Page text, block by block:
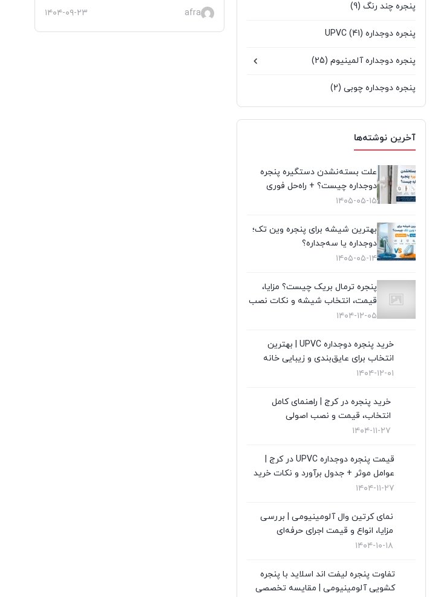
پنجره چند رنگ (9)
پنجره دوجداره UPVC (41)
پنجره دوجداره آلمینیوم (25)
پنجره دوجداره چوبی (2)
پنجره کشویی آلومینیومی
پنجره لیفت انداسلاید(2)
تعویض پنجره دوجداره
توری پلیسه (10)
توری پنجره (1)
در UPVC(9)
در آلمینیوم(10)
شیشه سکوریت(3)
قیمت پنجره دوجداره UPVC(10)
قیمت درب upvc (0)
نمای کرتین وال(4)
نمایندگی ویستابست
نمایندگی وین تک در تهران(13)
آخرین نوشته‌ها
علت بسته‌نشدن دستگیره پنجره
دوجداره چیست؟ + راه‌حل فوری
۱۴۰۵-۰۵-۱۵
بهترین شیشه برای پنجره وین تک؛
دوجداره یا سه‌جداره؟
۱۴۰۵-۰۵-۱۴
پنجره ترمال بریک چیست؟ مزایا،
قیمت، انتخاب شیشه و نکات نصب
۱۴۰۴-۱۲-۰۵
خرید پنجره دوجداره UPVC | بهترین
انتخاب برای عایق‌بندی و زیبایی خانه
۱۴۰۴-۱۲-۰۱
خرید پنجره در کرج | راهنمای کامل
انتخاب، قیمت و نصب اصولی
۱۴۰۴-۱۱-۲۷
قیمت پنجره دوجداره UPVC در کرج |
عوامل موثر + جدول برآورد و نکات خرید
۱۴۰۴-۱۱-۲۷
نمای کرتین وال آلومینیومی | بررسی
مزایا، انواع و قیمت اجرای حرفه‌ای
۱۴۰۴-۱۰-۱۸
تفاوت پنجره لیفت اند اسلاید با پنجره
کشویی آلومینیومی | مقایسه تخصصی
afra ۱۴۰۴-۰۹-۲۳